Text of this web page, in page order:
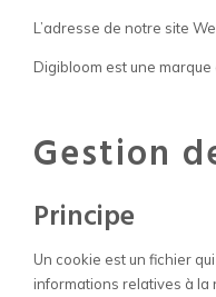
L’adresse de notre site
Digibloom est une marque
Gestion
Principe
Un cookie est un fichier
informations relatives à la